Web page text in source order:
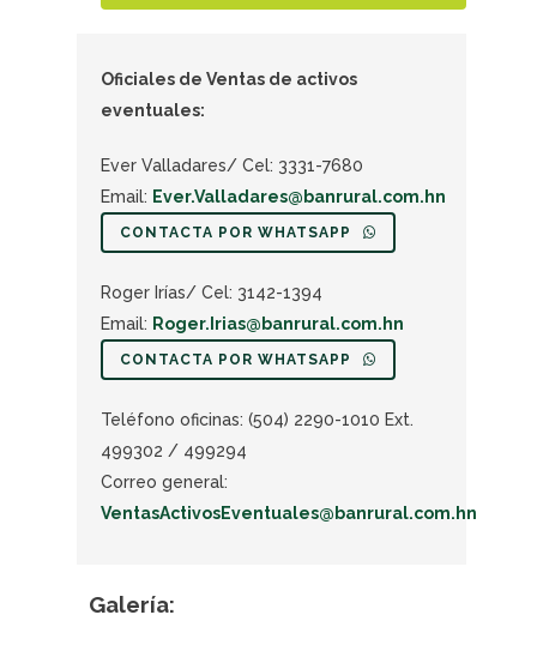
Oficiales de Ventas de activos
eventuales:
Ever Valladares/ Cel: 3331-7680
Email: Ever.Valladares@banrural.com.hn
CONTACTA POR WHATSAPP
Roger Irías/ Cel: 3142-1394
Email: Roger.Irias@banrural.com.hn
CONTACTA POR WHATSAPP
Teléfono oficinas: (504) 2290-1010 Ext.
499302 / 499294
Correo general:
VentasActivosEventuales@banrural.com.hn
Galería: